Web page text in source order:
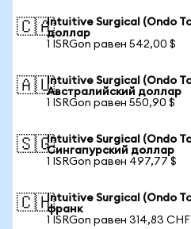
🇨🇦Intuitive Surgical (Ondo
доллар
1 ISRGon равен 542,00 $
🇦🇺Intuitive Surgical (Ondo
Австралийский доллар
1 ISRGon равен 550,90 $
🇸🇬Intuitive Surgical (Ondo
Сингапурский доллар
1 ISRGon равен 497,77 $
🇨🇭Intuitive Surgical (Ondo
франк
1 ISRGon равен 314,83 CHF